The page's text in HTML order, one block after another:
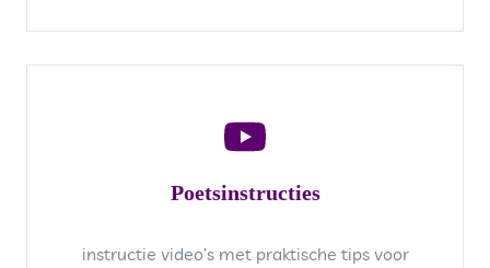
Poetsinstructies
instructie video’s met praktische tips voor